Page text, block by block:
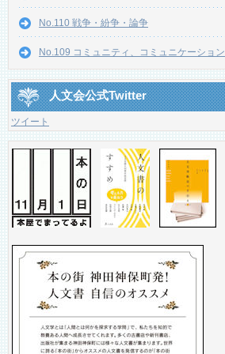
No.110 戦争・紛争・論争
No.109 コミュニティ、コミュニケーション
人文会公式Twitter
ツイート